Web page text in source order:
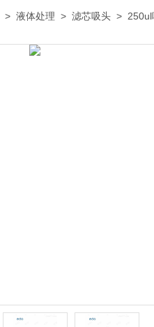
> 液体处理 > 滤芯吸头 > 250ul